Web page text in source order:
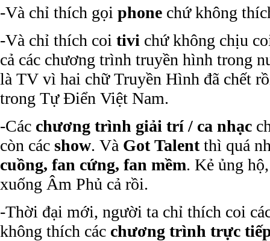
-Và chỉ thích gọi phone chứ không
-Và chỉ thích coi tivi chứ không chịu
cả các chương trình truyền hình trong
là TV vì hai chữ Truyền Hình đã chết
trong Tự Điển Việt Nam.
-Các chương trình giải trí / ca nhạc
còn các show. Và Got Talentthì quá
cuồng, fan cứng, fan mềm. Kẻ ủng
xuống Âm Phủ cả rồi.
-Thời đại mới, người ta chỉ thích coi
không thích các chương trình trực